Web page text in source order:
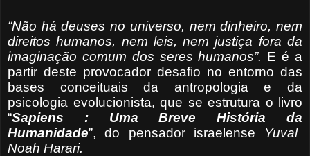
“Não há deuses no universo, nem dinheiro, nem
direitos humanos, nem leis, nem justiça fora da
imaginação comum dos seres humanos”. E é a
partir deste provocador desafio no entorno das
bases conceituais da antropologia e da
psicologia evolucionista, que se estrutura o livro
“Sapiens : Uma Breve História da
Humanidade”, do pensador israelense
Yuval
Noah Harari.